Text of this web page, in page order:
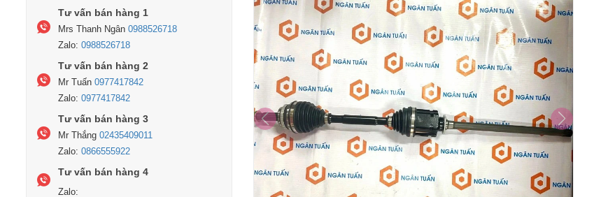
Tư vấn bán hàng 1
Mrs Thanh Ngân 0988526718
Zalo: 0988526718
Tư vấn bán hàng 2
Mr Tuấn 0977417842
Zalo: 0977417842
Tư vấn bán hàng 3
Mr Thắng 02435409011
Zalo: 0866555922
Tư vấn bán hàng 4
Zalo: